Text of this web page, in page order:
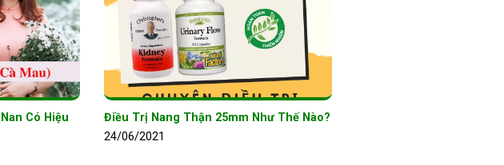
Có Hiệu
Điều Trị Nang Thận 25mm Như Thế Nào?
24/06/2021